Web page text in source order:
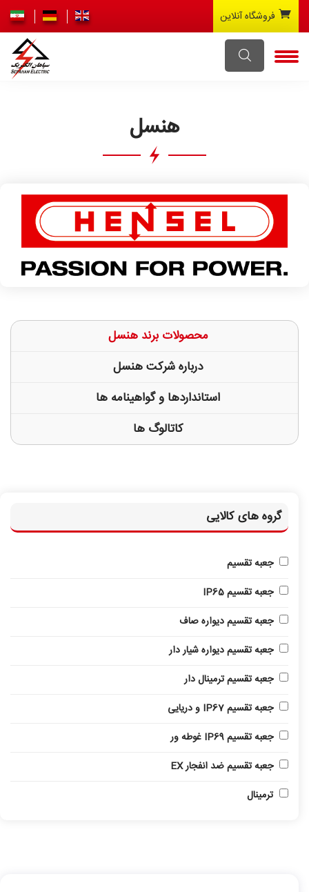
فروشگاه آنلاین
هنسل
محصولات برند هنسل
درباره شرکت هنسل
استانداردها و گواهینامه ها
کاتالوگ ها
گروه های کالایی
جعبه تقسیم
جعبه تقسیم IP65
جعبه تقسیم دیواره صاف
جعبه تقسیم دیواره شیار دار
جعبه تقسیم ترمینال دار
جعبه تقسیم IP67 و دریایی
جعبه تقسیم IP69 غوطه ور
جعبه تقسیم ضد انفجار EX
ترمینال